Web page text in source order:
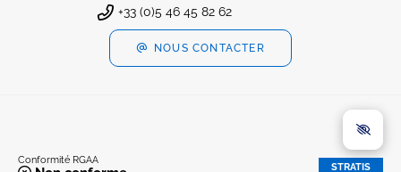
+33 (0)5 46 45 82 62
NOUS CONTACTER
Conformité RGAA
STRATIS